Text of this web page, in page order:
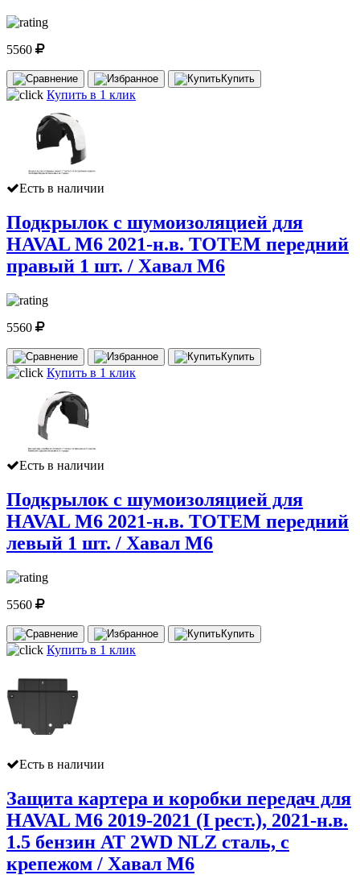
5560
Купить
Купить в 1 клик
Есть в наличии
Подкрылок с шумоизоляцией для
HAVAL M6 2021-н.в. TOTEM передний
правый 1 шт. / Хавал М6
5560
Купить
Купить в 1 клик
Есть в наличии
Подкрылок с шумоизоляцией для
HAVAL M6 2021-н.в. TOTEM передний
левый 1 шт. / Хавал М6
5560
Купить
Купить в 1 клик
Есть в наличии
Защита картера и коробки передач для
HAVAL M6 2019-2021 (I рест.), 2021-н.в.
1.5 бензин AT 2WD NLZ сталь, с
крепежом / Хавал М6